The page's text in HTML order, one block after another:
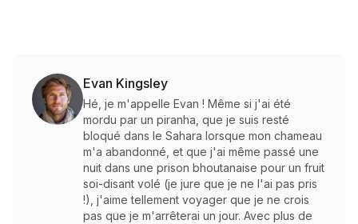
Evan Kingsley
Hé, je m'appelle Evan ! Même si j'ai été
mordu par un piranha, que je suis resté
bloqué dans le Sahara lorsque mon chameau
m'a abandonné, et que j'ai même passé une
nuit dans une prison bhoutanaise pour un fruit
soi-disant volé (je jure que je ne l'ai pas pris
!), j'aime tellement voyager que je ne crois
pas que je m'arrêterai un jour. Avec plus de